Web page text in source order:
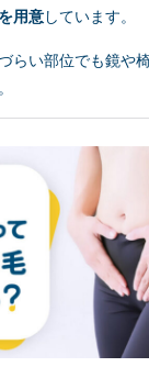
用意しています。
らい部位でも鏡や